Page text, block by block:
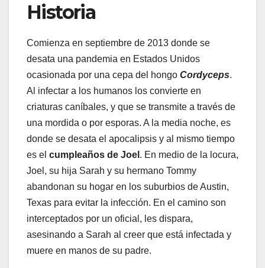
Historia
Comienza en septiembre de 2013 donde se
desata una pandemia en Estados Unidos
ocasionada por una cepa del hongo Cordyceps.
Al infectar a los humanos los convierte en
criaturas caníbales, y que se transmite a través de
una mordida o por esporas. A la media noche, es
donde se desata el apocalipsis y al mismo tiempo
es el cumpleaños de Joel . En medio de la locura,
Joel, su hija Sarah y su hermano Tommy
abandonan su hogar en los suburbios de Austin,
Texas para evitar la infección. En el camino son
interceptados por un oficial, les dispara,
asesinando a Sarah al creer que está infectada y
muere en manos de su padre.